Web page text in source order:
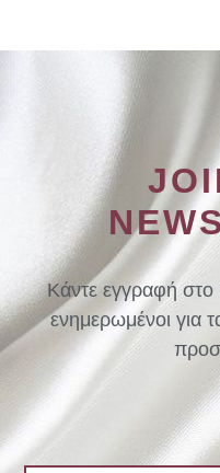
Κάντε εγγραφή στο
ενημερωμένοι για